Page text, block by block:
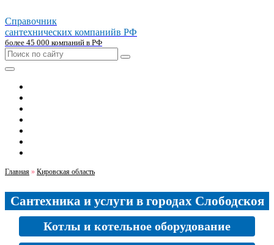
Справочник
сантехнических компанийв РФ
более 45 000 компаний в РФ
Главная » Кировская область
Сантехника и услуги в городах Слободскоя
Котлы и котельное оборудование